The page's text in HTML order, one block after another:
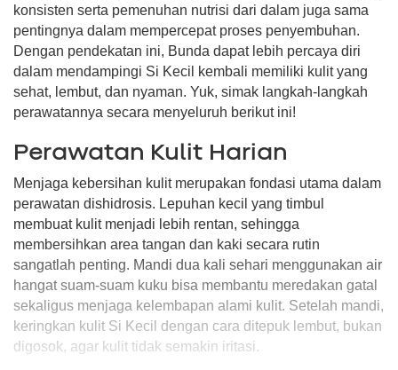
konsisten serta pemenuhan nutrisi dari dalam juga sama
pentingnya dalam mempercepat proses penyembuhan.
Dengan pendekatan ini, Bunda dapat lebih percaya diri
dalam mendampingi Si Kecil kembali memiliki kulit yang
sehat, lembut, dan nyaman. Yuk, simak langkah-langkah
perawatannya secara menyeluruh berikut ini!
Perawatan Kulit Harian
Menjaga kebersihan kulit merupakan fondasi utama dalam
perawatan dishidrosis. Lepuhan kecil yang timbul
membuat kulit menjadi lebih rentan, sehingga
membersihkan area tangan dan kaki secara rutin
sangatlah penting. Mandi dua kali sehari menggunakan air
hangat suam-suam kuku bisa membantu meredakan gatal
sekaligus menjaga kelembapan alami kulit. Setelah mandi,
keringkan kulit Si Kecil dengan cara ditepuk lembut, bukan
digosok, agar kulit tidak semakin iritasi.